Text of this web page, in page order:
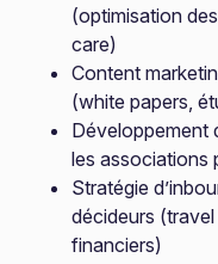
(optimisation
care)
Content
(white papers,
Développement
les associations
Stratégie
décideurs
financiers)